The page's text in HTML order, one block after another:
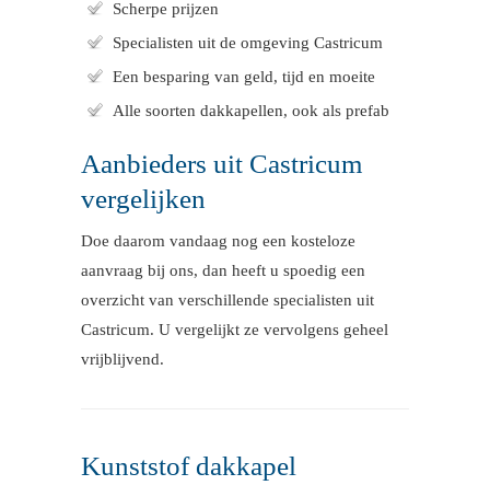
Scherpe prijzen
Specialisten uit de omgeving Castricum
Een besparing van geld, tijd en moeite
Alle soorten dakkapellen, ook als prefab
Aanbieders uit Castricum
vergelijken
Doe daarom vandaag nog een kosteloze
aanvraag bij ons, dan heeft u spoedig een
overzicht van verschillende specialisten uit
Castricum. U vergelijkt ze vervolgens geheel
vrijblijvend.
Kunststof dakkapel